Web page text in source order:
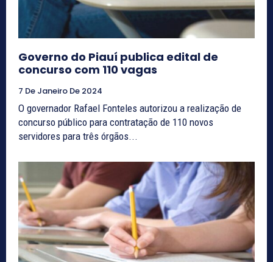
Governo do Piauí publica edital de
concurso com 110 vagas
7 De Janeiro De 2024
O governador Rafael Fonteles autorizou a realização de
concurso público para contratação de 110 novos
servidores para três órgãos...